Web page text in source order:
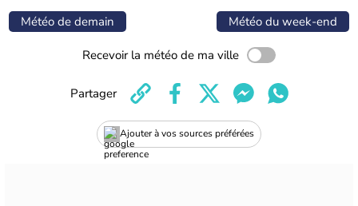
Météo de demain Météo du week-end
Recevoir la météo de ma ville
Ajouter à vos sources préférées
Partager